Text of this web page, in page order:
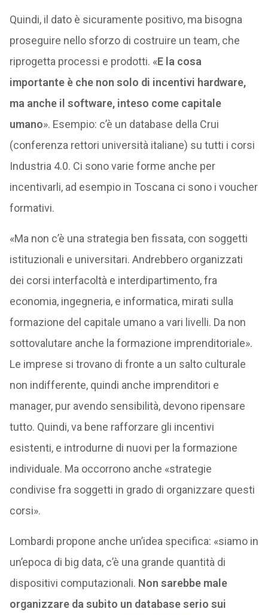
Quindi, il dato è sicuramente positivo, ma bisogna
proseguire nello sforzo di costruire un team, che
riprogetta processi e prodotti. «E la cosa
importante è che non solo di incentivi hardware,
ma anche il software, inteso come capitale
umano». Esempio: c’è un database della Crui
(conferenza rettori università italiane) su tutti i corsi
Industria 4.0. Ci sono varie forme anche per
incentivarli, ad esempio in Toscana ci sono i voucher
formativi.
«Ma non c’è una strategia ben fissata, con soggetti
istituzionali e universitari. Andrebbero organizzati
dei corsi interfacoltà e interdipartimento, fra
economia, ingegneria, e informatica, mirati sulla
formazione del capitale umano a vari livelli. Da non
sottovalutare anche la formazione imprenditoriale».
Le imprese si trovano di fronte a un salto culturale
non indifferente, quindi anche imprenditori e
manager, pur avendo sensibilità, devono ripensare
tutto. Quindi, va bene rafforzare gli incentivi
esistenti, e introdurne di nuovi per la formazione
individuale. Ma occorrono anche «strategie
condivise fra soggetti in grado di organizzare questi
corsi».
Lombardi propone anche un’idea specifica: «siamo in
un’epoca di big data, c’è una grande quantità di
dispositivi computazionali. Non sarebbe male
organizzare da subito un database serio sui